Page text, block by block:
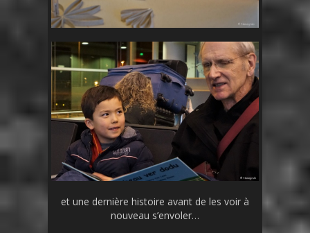
et une dernière histoire avant de les voir à
nouveau s’envoler…